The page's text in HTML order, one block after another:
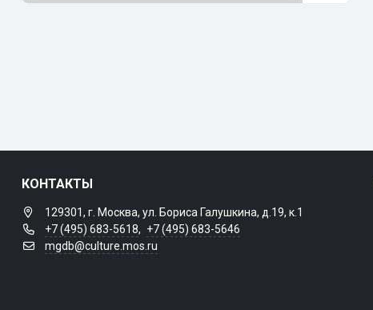
КОНТАКТЫ
129301, г. Москва, ул. Бориса Галушкина, д.19, к.1
+7 (495) 683-5618, +7 (495) 683-5646
mgdb@culture.mos.ru